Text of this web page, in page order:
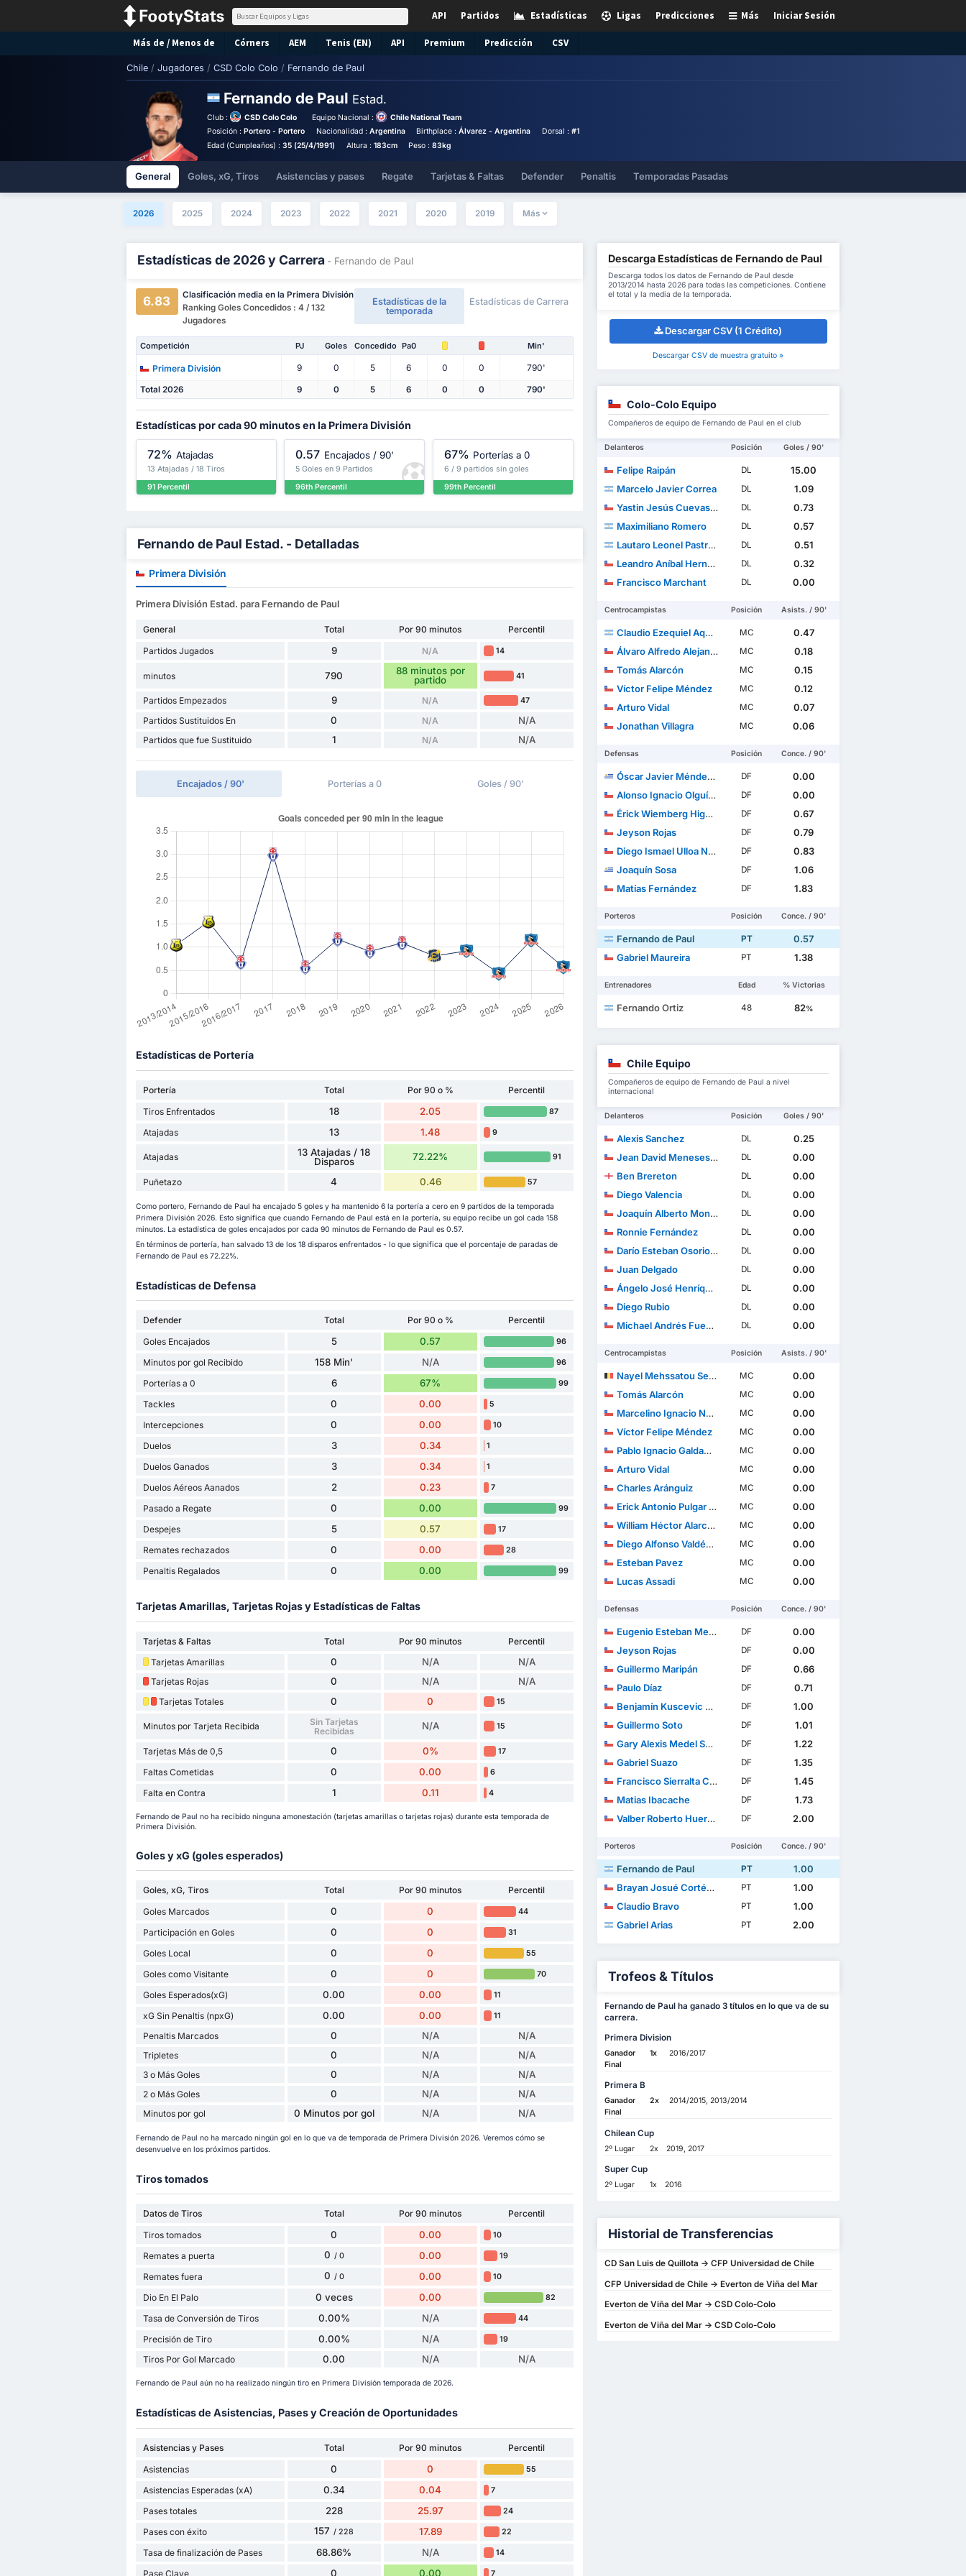
Iniciar Sesión
Más
Predicciones
Ligas
Estadísticas
Partidos
API
Más de / Menos de Córners AEM Tenis (EN) API Premium Predicción CSV
Chile / Jugadores / CSD Colo Colo / Fernando de Paul
Fernando de Paul Estad.
Club : CSD Colo Colo Equipo Nacional :
Chile National Team
Posición :Portero - Portero Nacionalidad : Argentina Birthplace :Álvarez - Argentina Dorsal : #1
Edad (Cumpleaños) :35 (25/4/1991) Altura : 183cm Peso :83kg
General Goles, xG, Tiros Asistencias y pases Regate Tarjetas & Faltas Defender Penaltis Temporadas Pasadas
2026 2025 2024 2023 2022 2021 2020 2019 Más
Estadísticas de 2026 y Carrera - Fernando de Paul
6.83
Clasificación media en la Primera División
Ranking Goles Concedidos : 4 / 132
Jugadores
Estadísticas de la
temporada
Estadísticas de Carrera
Competición PJ Goles Concedido Pa0 Min'
Primera División 9 0 5 6 0 0 790'
Total 2026 9 0 5 6 0 0 790'
Estadísticas por cada 90 minutos en la Primera División
72% Atajadas
13 Atajadas / 18 Tiros
91 Percentil
0.57 Encajados / 90'
5 Goles en 9 Partidos
96th Percentil
67% Porterías a 0
6 / 9 partidos sin goles
99th Percentil
Fernando de Paul Estad. - Detalladas
Primera División
Primera División Estad. para Fernando de Paul
General Total Por 90 minutos
Percentil
Partidos Jugados
9 N/A 14
minutos 790
88 minutos por
partido
41
Partidos Empezados 9 N/A 47
Partidos Sustituidos En 0 N/A N/A
Partidos que fue Sustituido 1 N/A N/A
Encajados / 90' Porterías a 0 Goles / 90'
Estadísticas de Portería
Portería Total Por 90 o %
Percentil
Tiros Enfrentados
18 2.05 87
Atajadas 13 1.48 9
Atajadas
13 Atajadas / 18
Disparos
72.22% 91
Puñetazo 4 0.46 57
Como portero, Fernando de Paul ha encajado 5 goles y ha mantenido 6 la portería a cero en 9 partidos de la temporada
Primera División 2026. Esto significa que cuando Fernando de Paul está en la portería, su equipo recibe un gol cada 158
minutos. La estadística de goles encajados por cada 90 minutos de Fernando de Paul es 0.57.
En términos de portería, han salvado 13 de los 18 disparos enfrentados - lo que significa que el porcentaje de paradas de
Fernando de Paul es 72.22%.
Estadísticas de Defensa
Defender Total Por 90 o %
Percentil
Goles Encajados
5 0.57 96
Minutos por gol Recibido 158 Min' N/A 96
Porterías a 0 6 67% 99
Tackles 0 0.00 5
Intercepciones 0 0.00 10
Duelos 3 0.34 1
Duelos Ganados 3 0.34 1
Duelos Aéreos Aanados 2 0.23 7
Pasado a Regate 0 0.00 99
Despejes 5 0.57 17
Remates rechazados 0 0.00 28
Penaltis Regalados 0 0.00 99
Tarjetas Amarillas, Tarjetas Rojas y Estadísticas de Faltas
Tarjetas & Faltas Total Por 90 minutos
Percentil
Tarjetas Amarillas
0 N/A N/A
Tarjetas Rojas 0 N/A N/A
Tarjetas Totales 0 0 15
Minutos por Tarjeta Recibida
Sin Tarjetas
Recibidas
N/A 15
Tarjetas Más de 0,5 0 0% 17
Faltas Cometidas 0 0.00 6
Falta en Contra 1 0.11 4
Fernando de Paul no ha recibido ninguna amonestación (tarjetas amarillas o tarjetas rojas) durante esta temporada de
Primera División.
Goles y xG (goles esperados)
Goles, xG, Tiros Total Por 90 minutos
Percentil
Goles Marcados
0 0 44
Participación en Goles 0 0 31
Goles Local 0 0 55
Goles como Visitante 0 0 70
Goles Esperados(xG) 0.00 0.00 11
xG Sin Penaltis (npxG) 0.00 0.00 11
Penaltis Marcados 0 N/A N/A
Tripletes 0 N/A N/A
3 o Más Goles 0 N/A N/A
2 o Más Goles 0 N/A N/A
Minutos por gol 0 Minutos por gol N/A N/A
Fernando de Paul no ha marcado ningún gol en lo que va de temporada de Primera División 2026. Veremos cómo se
desenvuelve en los próximos partidos.
Tiros tomados
Datos de Tiros Total Por 90 minutos
Percentil
Tiros tomados
0 0.00 10
Remates a puerta 0 / 0 0.00 19
Remates fuera 0 / 0 0.00 10
Dio En El Palo 0 veces 0.00 82
Tasa de Conversión de Tiros 0.00% N/A 44
Precisión de Tiro 0.00% N/A 19
Tiros Por Gol Marcado 0.00 N/A N/A
Fernando de Paul aún no ha realizado ningún tiro en Primera División temporada de 2026.
Estadísticas de Asistencias, Pases y Creación de Oportunidades
Asistencias y Pases Total Por 90 minutos
Percentil
Asistencias
0 0 55
Asistencias Esperadas (xA) 0.34 0.04 7
Pases totales 228 25.97 24
Pases con éxito 157 / 228 17.89 22
Tasa de finalización de Pases 68.86% N/A 14
Pase Clave 0 0.00 7
Descarga Estadísticas de Fernando de Paul
Descarga todos los datos de Fernando de Paul desde
2013/2014 hasta 2026 para todas las competiciones. Contiene
el total y la media de la temporada.
Descargar CSV (1 Crédito)
Descargar CSV de muestra gratuito »
Colo-Colo Equipo
Compañeros de equipo de Fernando de Paul en el club
Delanteros Posición Goles / 90'
Felipe Raipán DL
15.00
Marcelo Javier Correa
DL
1.09
Yastin Jesús Cuevas Morales
DL
0.73
Maximiliano Romero
DL
0.57
Lautaro Leonel Pastran Tello
DL
0.51
Leandro Aníbal Hernández Espinoza
DL
0.32
Francisco Marchant
DL 0.00
Centrocampistas Posición Asists. / 90'
Claudio Ezequiel Aquino MC
0.47
Álvaro Alfredo Alejandro Madrid Gaete
MC
0.18
Tomás Alarcón
MC
0.15
Víctor Felipe Méndez
MC
0.12
Arturo Vidal
MC
0.07
Jonathan Villagra
MC 0.06
Defensas Posición Conce. / 90'
Óscar Javier Méndez Albornoz DF
0.00
Alonso Ignacio Olguín Ávila
DF
0.00
Érick Wiemberg Higuera
DF
0.67
Jeyson Rojas
DF
0.79
Diego Ismael Ulloa Núñez
DF
0.83
Joaquín Sosa
DF
1.06
Matías Fernández
DF 1.83
Porteros Posición Conce. / 90'
Fernando de Paul PT
0.57
Gabriel Maureira
PT 1.38
Entrenadores Edad % Victorias
Fernando Ortiz 48 82%
Chile Equipo
Compañeros de equipo de Fernando de Paul a nivel
internacional
Delanteros Posición Goles / 90'
Alexis Sanchez DL
0.25
Jean David Meneses Villarroel
DL
0.00
Ben Brereton
DL
0.00
Diego Valencia
DL
0.00
Joaquín Alberto Montecinos Naranjo
DL
0.00
Ronnie Fernández
DL
0.00
Darío Esteban Osorio Osorio
DL
0.00
Juan Delgado
DL
0.00
Ángelo José Henríquez Iturra
DL
0.00
Diego Rubio
DL
0.00
Michael Andrés Fuentes Vadulli
DL 0.00
Centrocampistas Posición Asists. / 90'
Nayel Mehssatou Sepúlveda MC
0.00
Tomás Alarcón
MC
0.00
Marcelino Ignacio Nuñez Espinoza
MC
0.00
Víctor Felipe Méndez
MC
0.00
Pablo Ignacio Galdames Millán
MC
0.00
Arturo Vidal
MC
0.00
Charles Aránguiz
MC
0.00
Erick Antonio Pulgar Farfán
MC
0.00
William Héctor Alarcón Cepeda
MC
0.00
Diego Alfonso Valdés Contreras
MC
0.00
Esteban Pavez
MC
0.00
Lucas Assadi
MC 0.00
Defensas Posición Conce. / 90'
Eugenio Esteban Mena Reveco DF
0.00
Jeyson Rojas
DF
0.00
Guillermo Maripán
DF
0.66
Paulo Díaz
DF
0.71
Benjamín Kuscevic Jaramillo
DF
1.00
Guillermo Soto
DF
1.01
Gary Alexis Medel Soto
DF
1.22
Gabriel Suazo
DF
1.35
Francisco Sierralta Carvallo
DF
1.45
Matias Ibacache
DF
1.73
Valber Roberto Huerta Jeréz
DF 2.00
Porteros Posición Conce. / 90'
Fernando de Paul PT
1.00
Brayan Josué Cortés Fernández
PT
1.00
Claudio Bravo
PT
1.00
Gabriel Arias
PT 2.00
Trofeos & Títulos
Fernando de Paul ha ganado 3 títulos en lo que va de su
carrera.
Primera Division
Ganador
Final
1x 2016/2017
Primera B
Ganador
Final
2x 2014/2015, 2013/2014
Chilean Cup
2º Lugar 2x 2019, 2017
Super Cup
2º Lugar 1x 2016
Historial de Transferencias
CD San Luis de Quillota -> CFP Universidad de Chile
CFP Universidad de Chile -> Everton de Viña del Mar
Everton de Viña del Mar -> CSD Colo-Colo
Everton de Viña del Mar -> CSD Colo-Colo